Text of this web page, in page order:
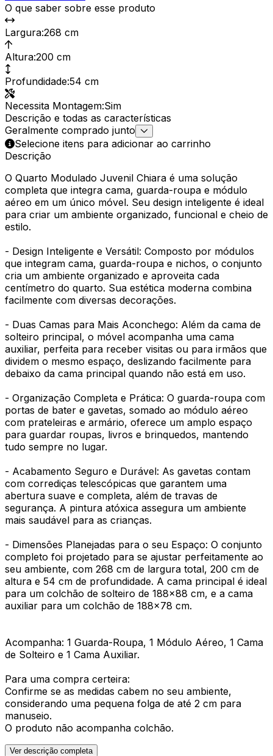
O que saber sobre esse produto
Largura:268 cm
Altura:200 cm
Profundidade:54 cm
Necessita Montagem:Sim
Descrição e todas as características
Geralmente comprado junto
Selecione itens para adicionar ao carrinho
Descrição
O Quarto Modulado Juvenil Chiara é uma solução
completa que integra cama, guarda-roupa e módulo
aéreo em um único móvel. Seu design inteligente é ideal
para criar um ambiente organizado, funcional e cheio de
estilo.
- Design Inteligente e Versátil: Composto por módulos
que integram cama, guarda-roupa e nichos, o conjunto
cria um ambiente organizado e aproveita cada
centímetro do quarto. Sua estética moderna combina
facilmente com diversas decorações.
- Duas Camas para Mais Aconchego: Além da cama de
solteiro principal, o móvel acompanha uma cama
auxiliar, perfeita para receber visitas ou para irmãos que
dividem o mesmo espaço, deslizando facilmente para
debaixo da cama principal quando não está em uso.
- Organização Completa e Prática: O guarda-roupa com
portas de bater e gavetas, somado ao módulo aéreo
com prateleiras e armário, oferece um amplo espaço
para guardar roupas, livros e brinquedos, mantendo
tudo sempre no lugar.
- Acabamento Seguro e Durável: As gavetas contam
com corrediças telescópicas que garantem uma
abertura suave e completa, além de travas de
segurança. A pintura atóxica assegura um ambiente
mais saudável para as crianças.
- Dimensões Planejadas para o seu Espaço: O conjunto
completo foi projetado para se ajustar perfeitamente ao
seu ambiente, com 268 cm de largura total, 200 cm de
altura e 54 cm de profundidade. A cama principal é ideal
para um colchão de solteiro de 188x88 cm, e a cama
auxiliar para um colchão de 188x78 cm.
Acompanha: 1 Guarda-Roupa, 1 Módulo Aéreo, 1 Cama
de Solteiro e 1 Cama Auxiliar.
Para uma compra certeira:
Confirme se as medidas cabem no seu ambiente,
considerando uma pequena folga de até 2 cm para
manuseio.
O produto não acompanha colchão.
Ver descrição completa